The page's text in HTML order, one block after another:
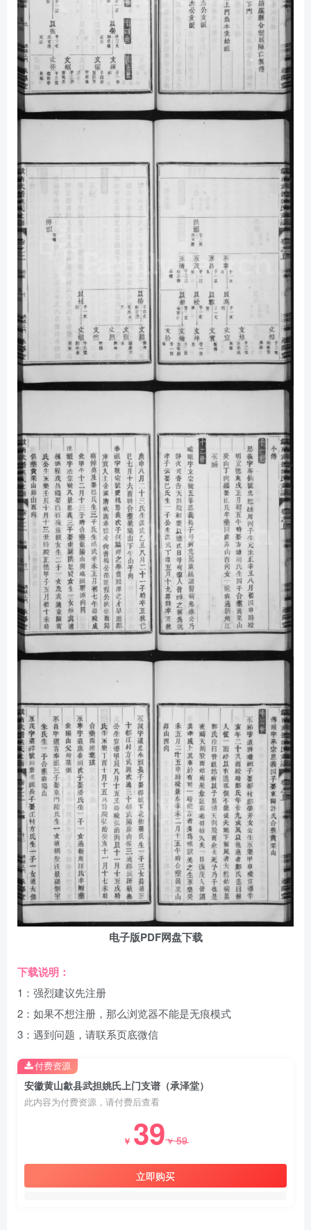
电子版PDF网盘下载
下载说明：
1：强烈建议先注册
2：如果不想注册，那么浏览器不能是无痕模式
3：遇到问题，请联系页底微信
安徽黄山歙县武担姚氏上门支谱（承泽堂）
此内容为付费资源，请付费后查看
￥ 39￥59
立即购买
付费资源